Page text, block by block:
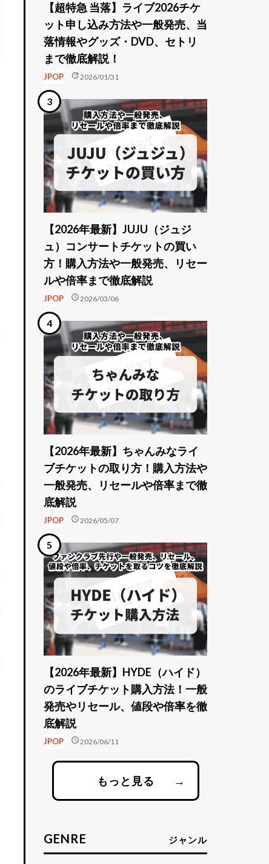
【超特急 当落】ライブ2026チケ
ット申し込み方法や一般発売、当
落情報やグッズ・DVD、セトリ
まで徹底解説！
JPOP update2026/01/31
【2026年最新】JUJU（ジュジ
ュ）コンサートチケットの買い
方！購入方法や一般発売、リセー
ルや倍率まで徹底解説
JPOP schedule2026/03/06
【2026年最新】ちゃんみなライ
ブチケットの取り方！購入方法や
一般発売、リセールや倍率まで徹
底解説
JPOP schedule2026/05/07
【2026年最新】HYDE（ハイド）
のライブチケット購入方法！一般
発売やリセール、値段や倍率を徹
底解説
JPOP schedule2026/06/11
もっと見る →
GENRE ジャンル